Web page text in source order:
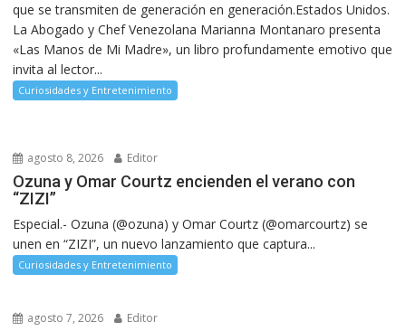
que se transmiten de generación en generación.Estados Unidos.
La Abogado y Chef Venezolana Marianna Montanaro presenta
«Las Manos de Mi Madre», un libro profundamente emotivo que
invita al lector...
Curiosidades y Entretenimiento
agosto 8, 2026 Editor
Ozuna y Omar Courtz encienden el verano con
“ZIZI”
Especial.- Ozuna (@ozuna) y Omar Courtz (@omarcourtz) se
unen en “ZIZI”, un nuevo lanzamiento que captura...
Curiosidades y Entretenimiento
agosto 7, 2026 Editor